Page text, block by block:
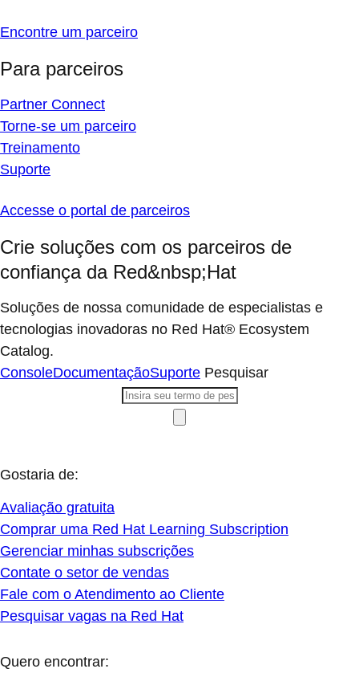
Encontre um parceiro
Para parceiros
Partner Connect
Torne-se um parceiro
Treinamento
Suporte
Accesse o portal de parceiros
Crie soluções com os parceiros de
confiança da Red&nbsp;Hat
Soluções de nossa comunidade de especialistas e
tecnologias inovadoras no Red Hat® Ecosystem
Catalog.
ConsoleDocumentaçãoSuporte Pesquisar
Gostaria de:
Avaliação gratuita
Comprar uma Red Hat Learning Subscription
Gerenciar minhas subscrições
Contate o setor de vendas
Fale com o Atendimento ao Cliente
Pesquisar vagas na Red Hat
Quero encontrar: